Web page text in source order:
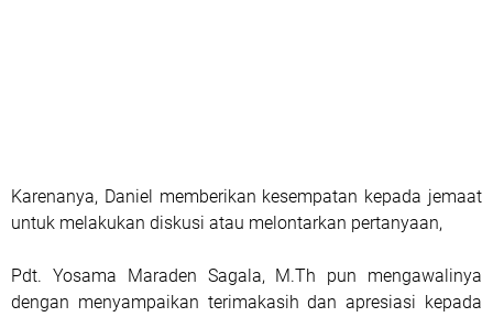
Karenanya, Daniel memberikan kesempatan kepada jemaat
untuk melakukan diskusi atau melontarkan pertanyaan,
Pdt. Yosama Maraden Sagala, M.Th pun mengawalinya
dengan menyampaikan terimakasih dan apresiasi kepada